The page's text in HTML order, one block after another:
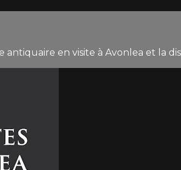
en visite à Avonlea et la